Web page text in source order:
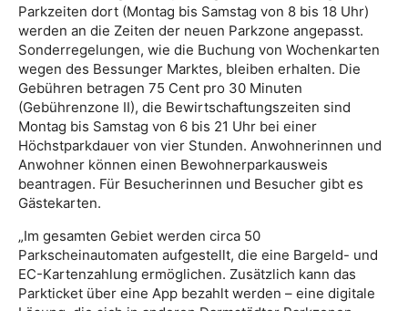
Parkzeiten dort (Montag bis Samstag von 8 bis 18 Uhr)
werden an die Zeiten der neuen Parkzone angepasst.
Sonderregelungen, wie die Buchung von Wochenkarten
wegen des Bessunger Marktes, bleiben erhalten. Die
Gebühren betragen 75 Cent pro 30 Minuten
(Gebührenzone II), die Bewirtschaftungszeiten sind
Montag bis Samstag von 6 bis 21 Uhr bei einer
Höchstparkdauer von vier Stunden. Anwohnerinnen und
Anwohner können einen Bewohnerparkausweis
beantragen. Für Besucherinnen und Besucher gibt es
Gästekarten.
„Im gesamten Gebiet werden circa 50
Parkscheinautomaten aufgestellt, die eine Bargeld- und
EC-Kartenzahlung ermöglichen. Zusätzlich kann das
Parkticket über eine App bezahlt werden – eine digitale